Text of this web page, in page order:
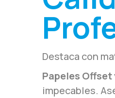
Destaca con
Papeles Offset
impecables.